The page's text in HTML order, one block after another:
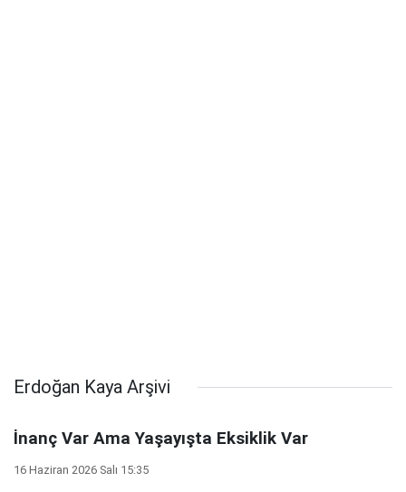
Erdoğan Kaya Arşivi
İnanç Var Ama Yaşayışta Eksiklik Var
16 Haziran 2026 Salı 15:35